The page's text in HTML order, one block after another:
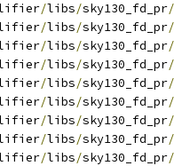
/libs/sky130_fd_pr/
/libs/sky130_fd_pr/
/libs/sky130_fd_pr/
/libs/sky130_fd_pr/
/libs/sky130_fd_pr/
/libs/sky130_fd_pr/
/libs/sky130_fd_pr/
/libs/sky130_fd_pr/
/libs/sky130_fd_pr/